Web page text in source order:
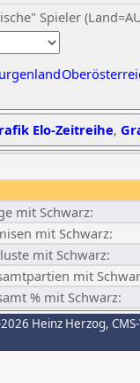
Spieler
Elo-Zeitreihe,
mit Schwarz:
mit Schwarz:
mit Schwarz:
mit
% mit Schwarz:
Heinz Herzog,